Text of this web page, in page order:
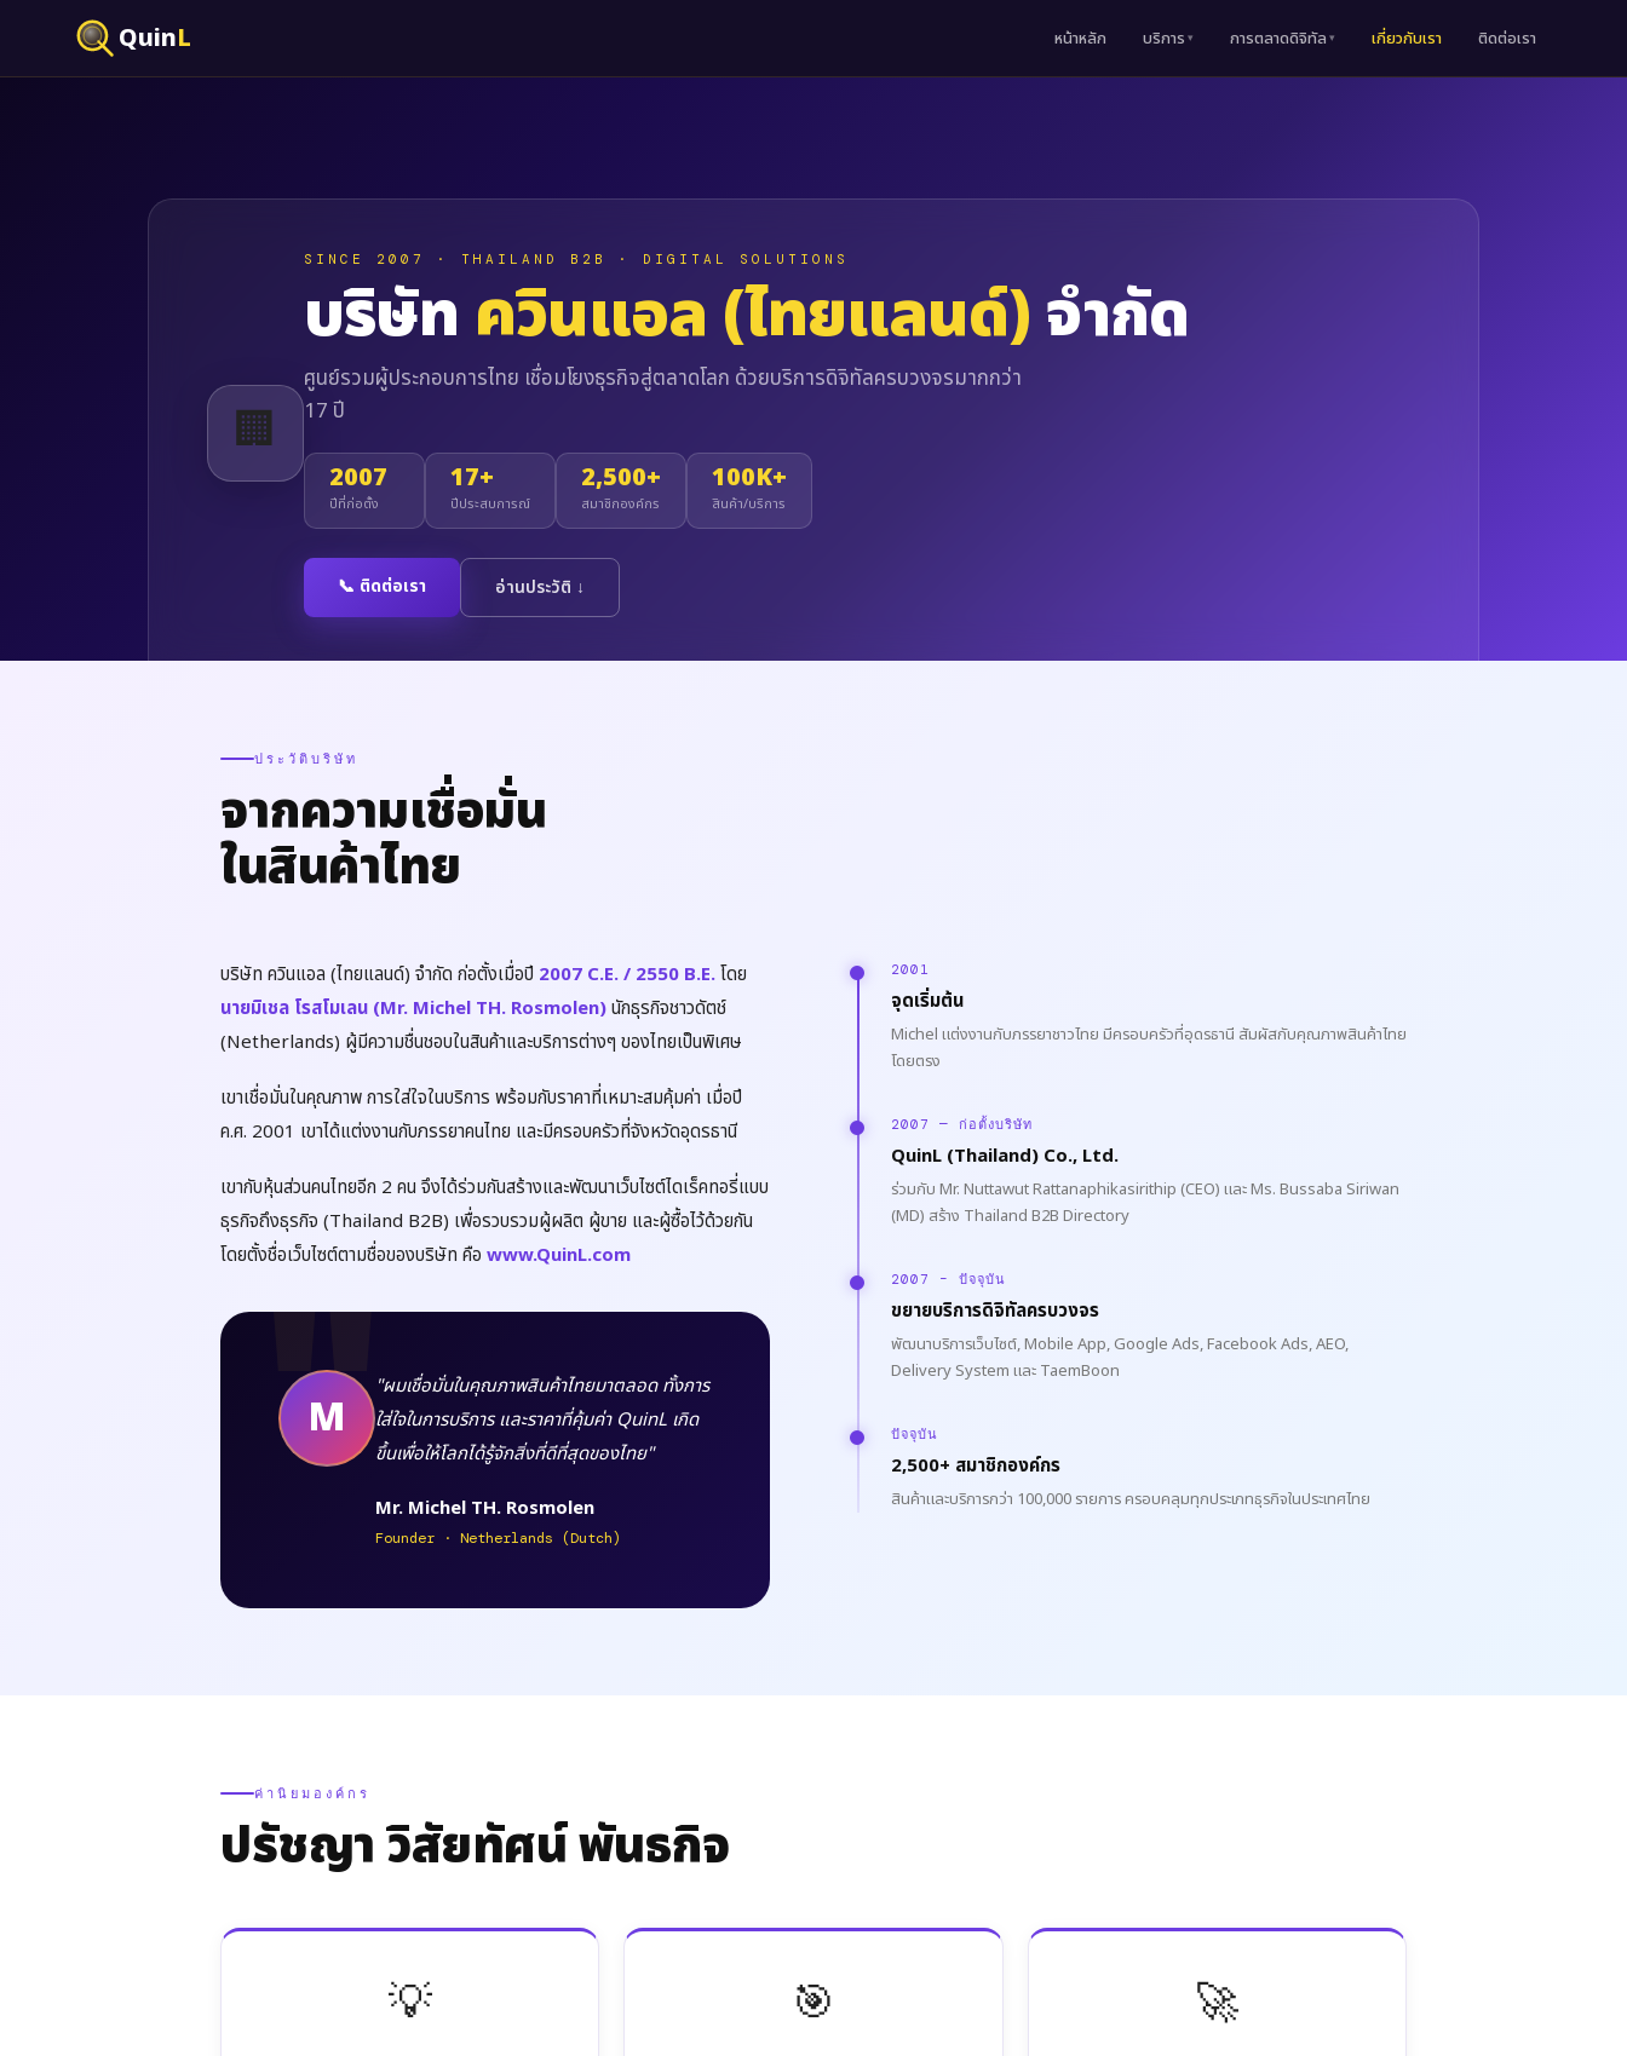
QuinL หน้าหลัก บริการ การตลาดดิจิทัล เกี่ยวกับเรา ติดต่อเรา
🏢
SINCE 2007 · THAILAND B2B · DIGITAL SOLUTIONS
บริษัท ควินแอล (ไทยแลนด์)จำกัด
ศูนย์รวมผู้ประกอบการไทย เชื่อมโยงธุรกิจสู่ตลาดโลก ด้วยบริการดิจิทัลครบวงจรมากกว่า
17 ปี
2007
ปีที่ก่อตั้ง
17+
ปีประสบการณ์
2,500+
สมาชิกองค์กร
100K+
สินค้า/บริการ
📞 ติดต่อเรา อ่านประวัติ ↓
ประวัติบริษัท
จากความเชื่อมั่น
ในสินค้าไทย
บริษัท ควินแอล (ไทยแลนด์) จำกัด ก่อตั้งเมื่อปี 2007 C.E. / 2550 B.E.โดย
นายมิเชล โรสโมเลน (Mr. Michel TH. Rosmolen)นักธุรกิจชาวดัตช์
(Netherlands) ผู้มีความชื่นชอบในสินค้าและบริการต่างๆ ของไทยเป็นพิเศษ
เขาเชื่อมั่นในคุณภาพ การใส่ใจในบริการ พร้อมกับราคาที่เหมาะสมคุ้มค่า เมื่อปี
ค.ศ. 2001 เขาได้แต่งงานกับภรรยาคนไทย และมีครอบครัวที่จังหวัดอุดรธานี
เขากับหุ้นส่วนคนไทยอีก 2 คน จึงได้ร่วมกันสร้างและพัฒนาเว็บไซต์ไดเร็คทอรี่แบบ
ธุรกิจถึงธุรกิจ (Thailand B2B) เพื่อรวบรวมผู้ผลิต ผู้ขาย และผู้ซื้อไว้ด้วยกัน
โดยตั้งชื่อเว็บไซต์ตามชื่อของบริษัท คือ www.QuinL.com
M
"ผมเชื่อมั่นในคุณภาพสินค้าไทยมาตลอด ทั้งการ
ใส่ใจในการบริการ และราคาที่คุ้มค่า QuinL เกิด
ขึ้นเพื่อให้โลกได้รู้จักสิ่งที่ดีที่สุดของไทย"
Mr. Michel TH. Rosmolen
Founder · Netherlands (Dutch)
2001
จุดเริ่มต้น
Michel แต่งงานกับภรรยาชาวไทย มีครอบครัวที่อุดรธานี สัมผัสกับคุณภาพสินค้าไทย
โดยตรง
2007 — ก่อตั้งบริษัท
QuinL (Thailand) Co., Ltd.
ร่วมกับ Mr. Nuttawut Rattanaphikasirithip (CEO) และ Ms. Bussaba Siriwan
(MD) สร้าง Thailand B2B Directory
2007 – ปัจจุบัน
ขยายบริการดิจิทัลครบวงจร
พัฒนาบริการเว็บไซต์, Mobile App, Google Ads, Facebook Ads, AEO,
Delivery System และ TaemBoon
ปัจจุบัน
2,500+ สมาชิกองค์กร
สินค้าและบริการกว่า 100,000 รายการ ครอบคลุมทุกประเภทธุรกิจในประเทศไทย
ค่านิยมองค์กร
ปรัชญา วิสัยทัศน์ พันธกิจ
💡 🎯 🚀